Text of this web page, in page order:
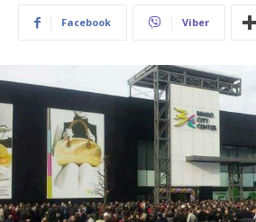
Facebook Viber